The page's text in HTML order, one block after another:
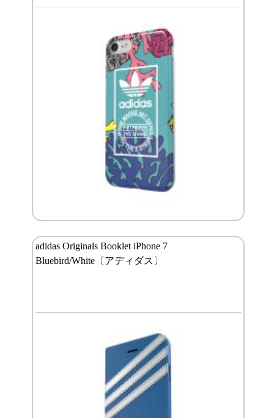
adidas Originals Booklet iPhone 7
Bluebird/White〔アディダス〕